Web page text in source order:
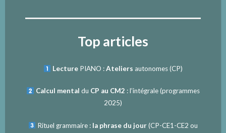
Top articles
Lecture PIANO :Ateliers autonomes (CP)
Calcul mental du CP au CM2 : l’intégrale (programmes
2025)
Rituel grammaire : la phrase du jour(CP-CE1-CE2 ou